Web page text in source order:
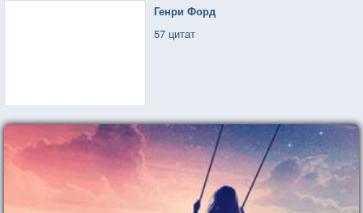
Генри Форд
57 цитат